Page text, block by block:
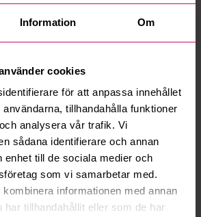
Information Om
cookies
för att anpassa innehållet
tillhandahålla funktioner
analysera vår trafik. Vi
sådana identifierare och annan
enhet till de sociala medier och
som vi samarbetar med.
informationen med annan
har tillhandahållit eller som de har
objekt?
fler frågor och svar